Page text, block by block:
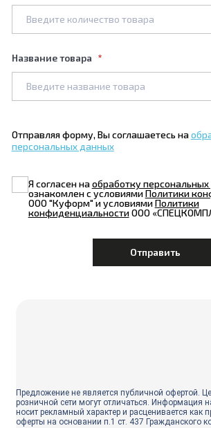
Название товара
Отправляя форму, Вы соглашаетесь на
персональных данных
Я согласен наобработку
ознакомлен с условиямиПолитики
ООО "Куформ" и условиямиПолитики
конфиденциальностиООО
Предложение не является публичной офертой.
розничной сети могут отличаться. Информация
носит рекламный характер и расценивается как
оферты на основании п.1 ст. 437 Гражданского